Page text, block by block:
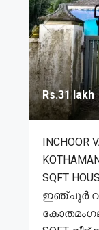
Rs.31 lakh
INCHOOR
SQFT
ഇഞ്ചൂർ